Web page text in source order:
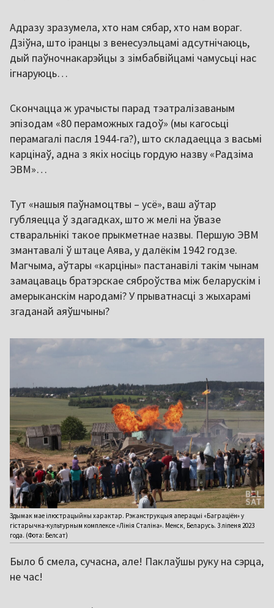
Адразу зразумела, хто нам сябар, хто нам вораг.
Дзіўна, што іранцы з венесуэльцамі адсутнічаюць,
дый паўночнакарэйцы з зімбабвійцамі чамусьці нас
ігнаруюць…
Скончацца ж урачысты парад тэатралізаваным
эпізодам «80 пераможных гадоў» (мы кагосьці
перамагалі пасля 1944-га?), што складаецца з васьмі
карцінаў, адна з якіх носіць гордую назву «Радзіма
ЭВМ»…
Тут «нашыя паўнамоцтвы – усё», ваш аўтар
губляецца ў здагадках, што ж мелі на ўвазе
стваральнікі такое прыкметнае назвы. Першую ЭВМ
змантавалі ў штаце Аява, у далёкім 1942 годзе.
Магчыма, аўтары «карціны» пастанавілі такім чынам
замацаваць братэрскае сяброўства між беларускім і
амерыканскім народамі? У прыватнасці з жыхарамі
згаданай аяўшчыны?
Здымак мае ілюстрацыйны характар. Рэканструкцыя аперацыі «Баграціён» у
гістарычна-культурным комплексе «Лінія Сталіна». Менск, Беларусь. 3 ліпеня 2023
года. (Фота: Белсат)
Было б смела, сучасна, але! Паклаўшы руку на сэрца,
не час!